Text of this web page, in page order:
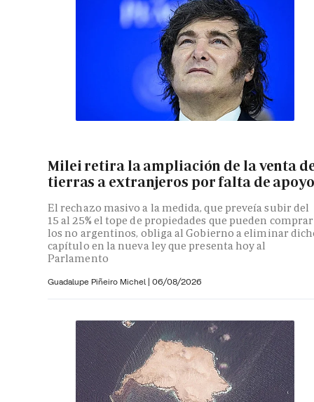
Milei retira la ampliación de la venta
tierras a extranjeros por falta de apoyo
El rechazo masivo a la medida, que preveía subir del
15 al 25% el tope de propiedades que pueden comprar
los no argentinos, obliga al Gobierno a eliminar
capítulo en la nueva ley que presenta hoy al
Parlamento
Guadalupe Piñeiro Michel | 06/08/2026